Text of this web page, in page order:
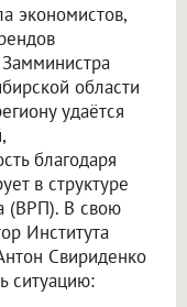
экономистов,
области
удаётся
благодаря
в структуре
(ВРП). В свою
Института
Свириденко
ситуацию: